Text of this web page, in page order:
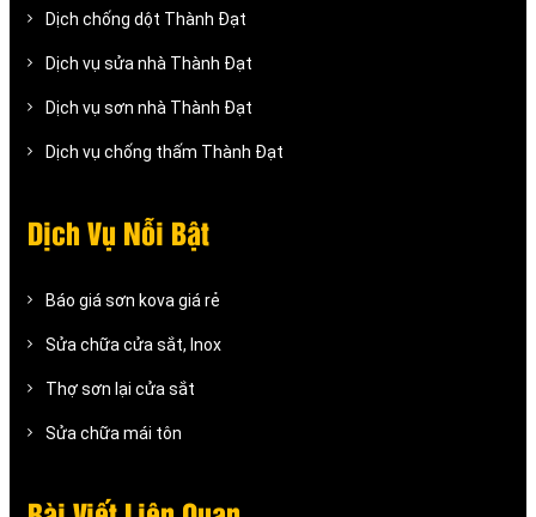
Dịch chống dột Thành Đạt
Dịch vụ sửa nhà Thành Đạt
Dịch vụ sơn nhà Thành Đạt
Dịch vụ chống thấm Thành Đạt
Dịch Vụ Nỗi Bật
Báo giá sơn kova giá rẻ
Sửa chữa cửa sắt, Inox
Thợ sơn lại cửa sắt
Sửa chữa mái tôn